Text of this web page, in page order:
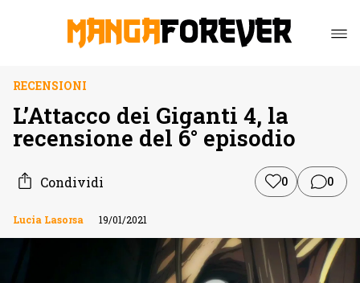
RECENSIONI
L’Attacco dei Giganti 4, la
recensione del 6° episodio
Condividi 0 0
Lucia Lasorsa 19/01/2021